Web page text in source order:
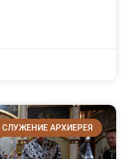
СЛУЖЕНИЕ АРХИЕРЕЯ